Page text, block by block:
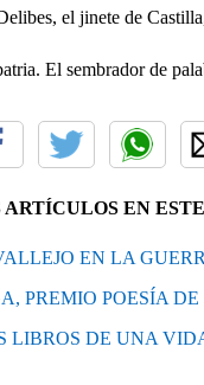
el jinete de
El sembrador de
ARTÍCULOS EN
EN LA
PREMIO POESÍA
LIBROS DE UNA